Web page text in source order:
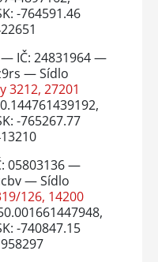
-764591.46
— IČ: 24831964 —
— Sídlo
3212, 27201
-765267.77
05803136 —
— Sídlo
126, 14200
-740847.15